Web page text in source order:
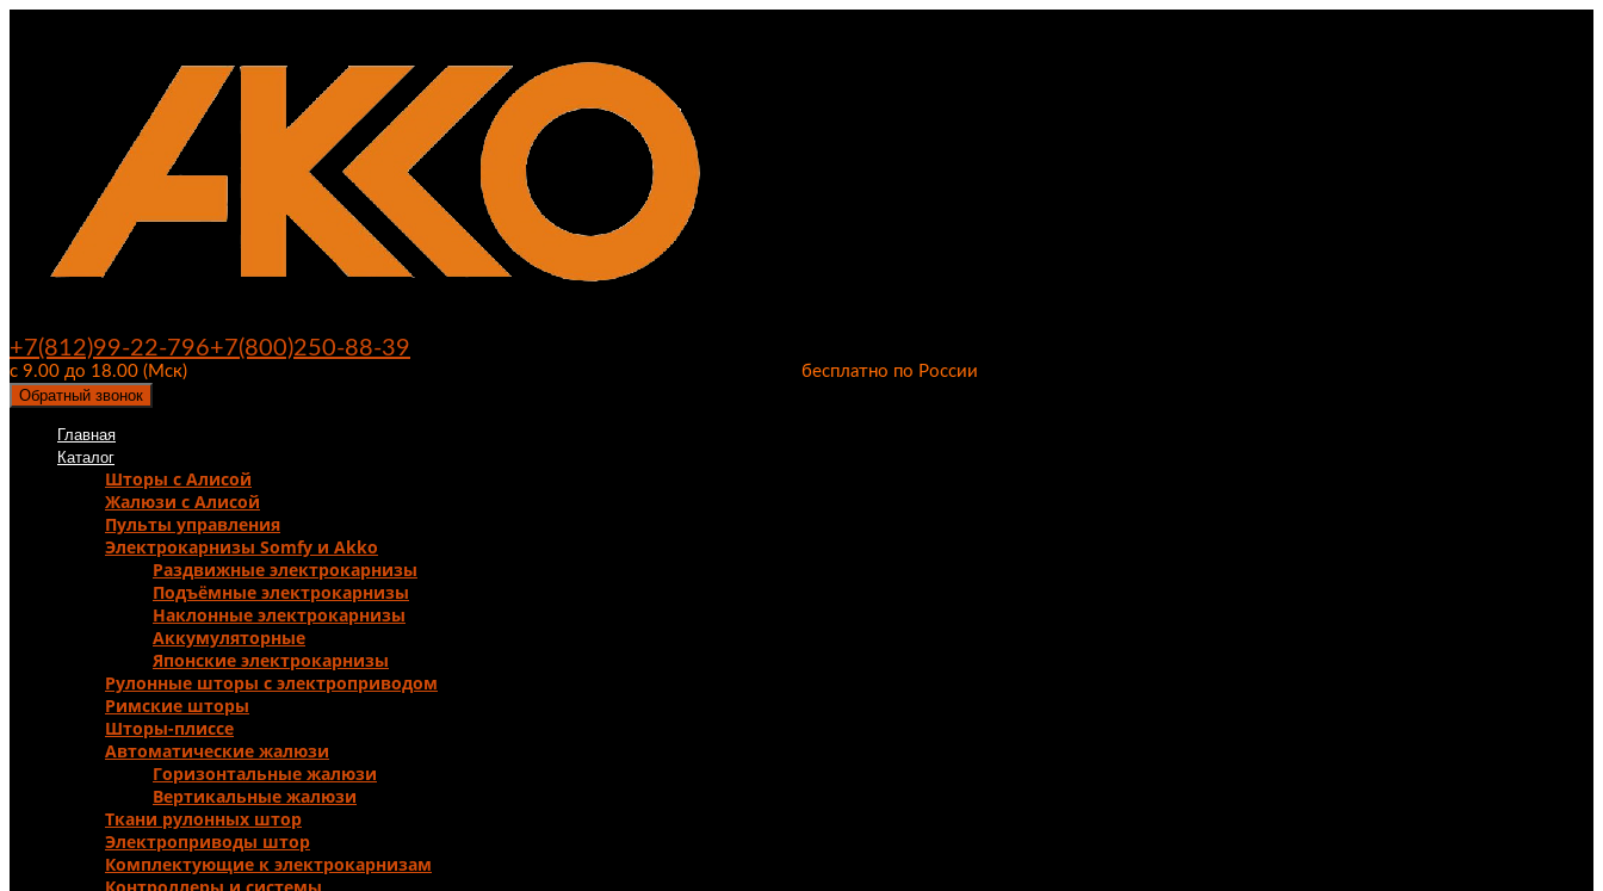
+7(812)99-22-796+7(800)250-88-39
с 9.00 до 18.00 (Мск)
бесплатно по России
Обратный звонок
Главная
Каталог
Шторы с Алисой
Жалюзи с Алисой
Пульты управления
Электрокарнизы Somfy и Аkko
Раздвижные электрокарнизы
Подъёмные электрокарнизы
Наклонные электрокарнизы
Аккумуляторные
Японские электрокарнизы
Рулонные шторы с электроприводом
Римские шторы
Шторы-плиссе
Автоматические жалюзи
Горизонтальные жалюзи
Вертикальные жалюзи
Ткани рулонных штор
Электроприводы штор
Комплектующие к электрокарнизам